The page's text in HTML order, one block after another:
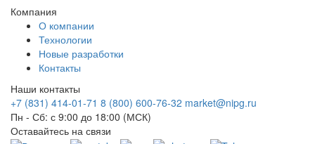
Компания
О компании
Технологии
Новые разработки
Контакты
Наши контакты
+7 (831) 414-01-71 8 (800) 600-76-32 market@nipg.ru
Пн - Сб: с 9:00 до 18:00 (МСК)
Оставайтесь на связи